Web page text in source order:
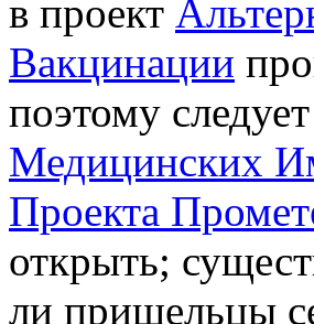
в проект
Вакцинации
поэтому следует
Медицинских
Проекта
открыть;
ли пришельцы